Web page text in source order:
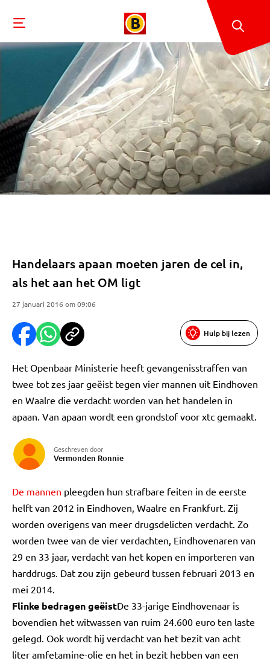
Handelaars apaan moeten jaren de cel in,
als het aan het OM ligt
27 januari 2016 om 09:06
Hulp bij lezen
Het Openbaar Ministerie heeft gevangenisstraffen van
twee tot zes jaar geëist tegen vier mannen uit Eindhoven
en Waalre die verdacht worden van het handelen in
apaan. Van apaan wordt een grondstof voor xtc gemaakt.
Geschreven door
Vermonden Ronnie
De mannen pleegden hun strafbare feiten in de eerste
helft van 2012 in Eindhoven, Waalre en Frankfurt. Zij
worden overigens van meer drugsdelicten verdacht. Zo
worden twee van de vier verdachten, Eindhovenaren van
29 en 33 jaar, verdacht van het kopen en importeren van
harddrugs. Dat zou zijn gebeurd tussen februari 2013 en
mei 2014.
Flinke bedragen geëistDe 33-jarige Eindhovenaar is
bovendien het witwassen van ruim 24.600 euro ten laste
gelegd. Ook wordt hij verdacht van het bezit van acht
liter amfetamine-olie en het in bezit hebben van een